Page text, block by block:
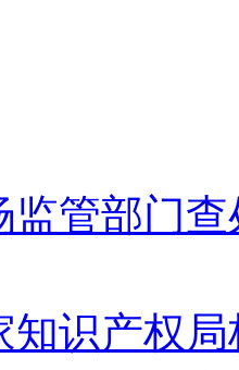
监管部门
知识产权